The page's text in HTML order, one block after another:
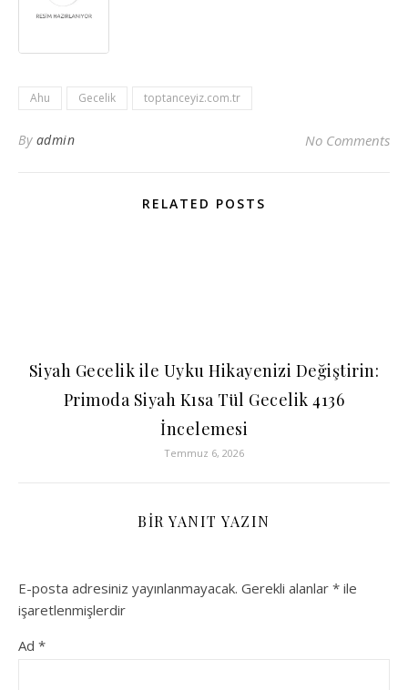
Ahu Gecelik toptanceyiz.com.tr
By admin No Comments
RELATED POSTS
Siyah Gecelik ile Uyku Hikayenizi Değiştirin:
Primoda Siyah Kısa Tül Gecelik 4136
İncelemesi
Temmuz 6, 2026
BIR YANIT YAZIN
E-posta adresiniz yayınlanmayacak. Gerekli alanlar * ile
işaretlenmişlerdir
Ad *